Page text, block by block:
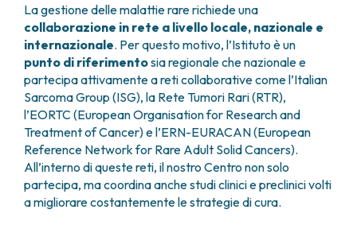
La gestione delle malattie rare richiede una
collaborazione in rete a livello locale, nazionale e
internazionale. Per questo motivo, l’Istituto è un
punto di riferimentosia regionale che nazionale e
partecipa attivamente a reti collaborative come l’Italian
Sarcoma Group (ISG), la Rete Tumori Rari (RTR),
l’EORTC (European Organisation for Research and
Treatment of Cancer) e l’ERN-EURACAN (European
Reference Network for Rare Adult Solid Cancers).
All’interno di queste reti, il nostro Centro non solo
partecipa, ma coordina anche studi clinici e preclinici volti
a migliorare costantemente le strategie di cura.